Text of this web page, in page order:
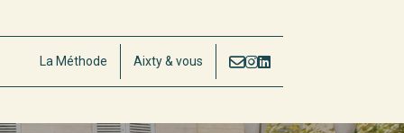
La Méthode Aixty & vous